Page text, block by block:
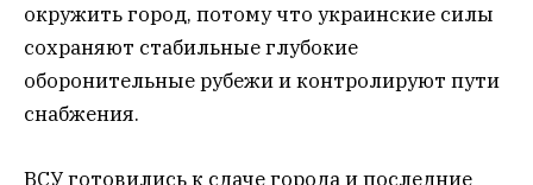
окружить город, потому что украинские силы
сохраняют стабильные глубокие
оборонительные рубежи и контролируют пути
снабжения.
ВСУ готовились к сдаче города и последние